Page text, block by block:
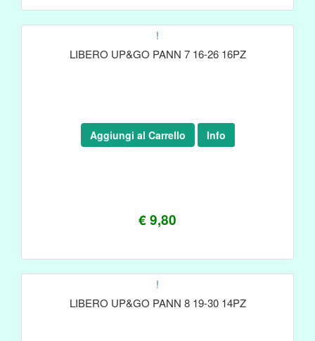
!
LIBERO UP&GO PANN 7 16-26 16PZ
€ 9,80
Aggiungi al Carrello Info
!
LIBERO UP&GO PANN 8 19-30 14PZ